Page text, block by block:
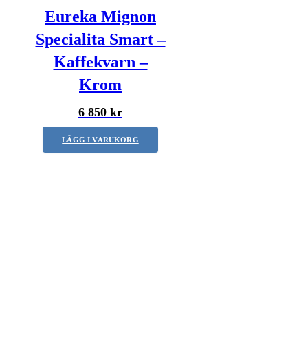
Eureka Mignon
Specialita Smart –
Kaffekvarn –
Krom
6 850 kr
LÄGG I VARUKORG